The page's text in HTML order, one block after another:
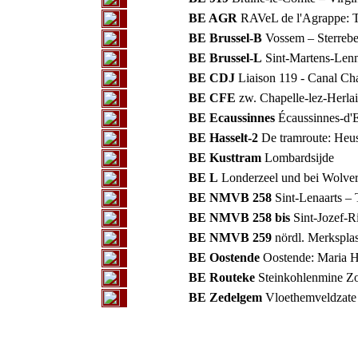
BE AGR RAVeL de l'Agrappe:
BE Brussel-B Vossem –
BE Brussel-L Sint-Martens-
BE CDJ Liaison 119 - Canal
BE CFE zw. Chapelle-lez-
BE Ecaussinnes Écaussinnes-
BE Hasselt-2 De tramroute:
BE Kusttram Lombardsijde
BE L Londerzeel und bei
BE NMVB 258 Sint-Lenaarts –
BE NMVB 258 bis Sint-Jozef-
BE NMVB 259 nördl.
BE Oostende Oostende: Maria
BE Routeke Steinkohlenmine
BE Zedelgem Vloethemveldzate